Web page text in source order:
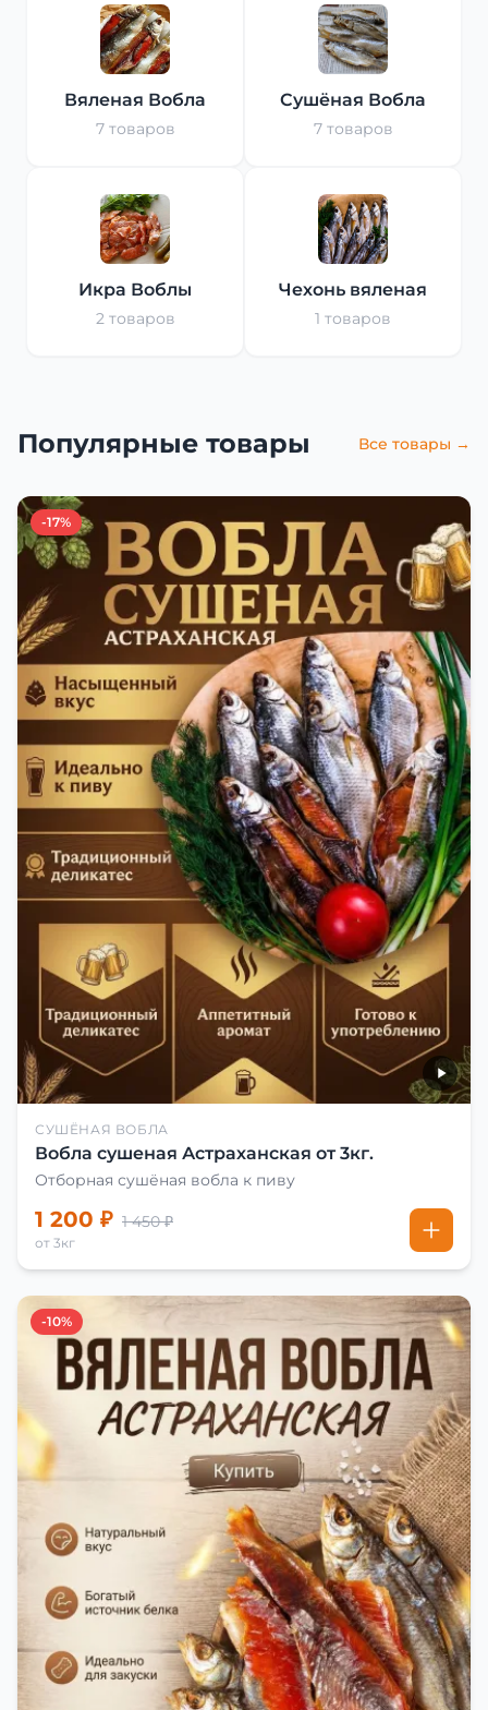
Вяленая Вобла
7 товаров
Сушёная Вобла
7 товаров
Икра Воблы
2 товаров
Чехонь вяленая
1 товаров
Популярные товары Все товары →
-17%
СУШЁНАЯ ВОБЛА
Вобла сушеная Астраханская от 3кг.
Отборная сушёная вобла к пиву
1 200 ₽ 1 450 ₽
от 3кг
-10%